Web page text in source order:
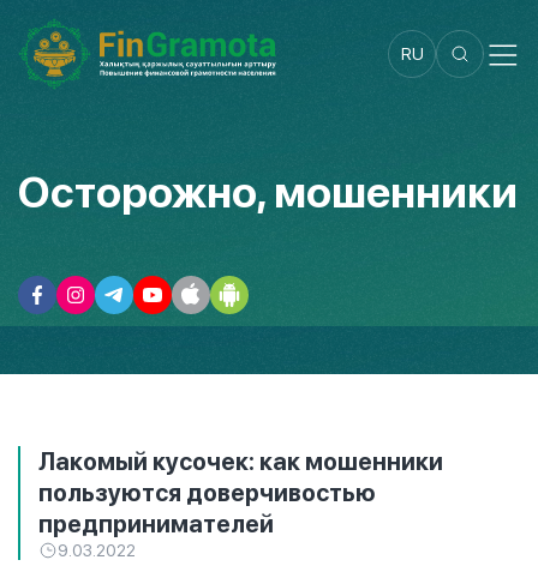
RU
Осторожно, мошенники
Лакомый кусочек: как мошенники
пользуются доверчивостью
предпринимателей
9.03.2022